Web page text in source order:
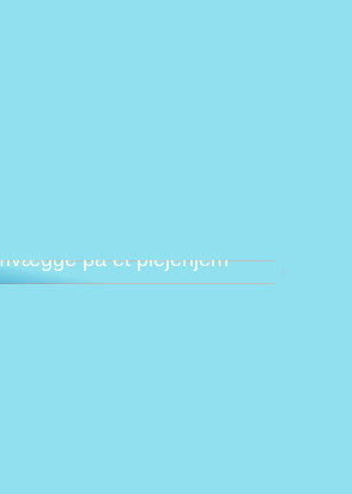
på et plejehjem